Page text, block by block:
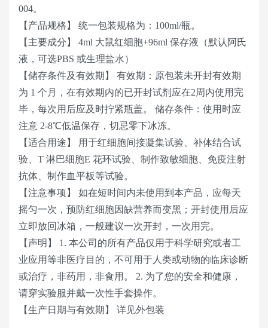
004。
【产品规格】 统一包装规格为：100ml/瓶。
【主要成分】 4ml 大鼠红细胞+96ml 保存液（默认阿氏
液，可选PBS 或生理盐水）
【储存条件及有效期】 有效期：原包装未开封有效期
为 1 个月，在有效期内的已开封试剂应在2周内使用完
毕，每次用后应及时拧紧瓶盖。 储存条件：使用时应
注意 2-8℃低温保存，切忌零下冰冻。
【适合用途】 用于红细胞间接凝集试验、补体结合试
验、T 淋巴细胞E 花环试验、制作致敏细胞、免疫注射
抗体、制作血平板等试验。
【注意事项】 如在短时间内未使用到本产品，应每天
摇匀一次，预防红细胞因缺营养而变黑；开封使用后应
立即放回冰箱，一般建议一次开封，一次用完。
【声明】 1. 本公司的所有产品仅用于科学研究或者工
业应用等非医疗目的，不可用于人类或动物的临床诊断
或治疗，非药用，非食用。 2. 为了您的安全和健康，
请穿实验服并戴一次性手套操作。
【生产日期与有效期】 详见外包装